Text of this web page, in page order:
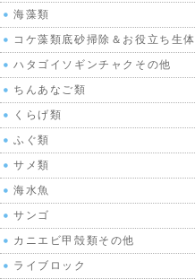
海藻類
コケ藻類底砂掃除＆お役立ち生体
ハタゴイソギンチャクその他
ちんあなご類
くらげ類
ふぐ類
サメ類
海水魚
サンゴ
カニエビ甲殻類その他
ライブロック